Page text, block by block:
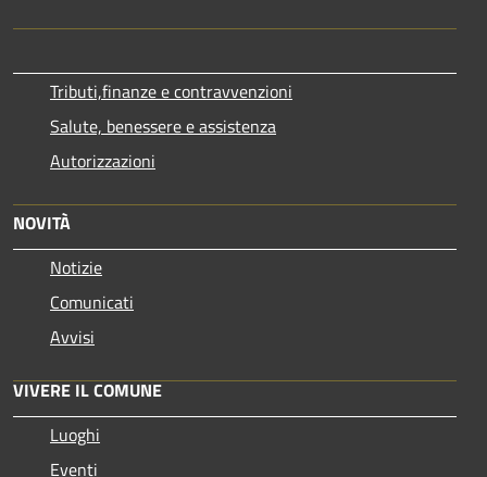
Tributi,finanze e contravvenzioni
Salute, benessere e assistenza
Autorizzazioni
NOVITÀ
Notizie
Comunicati
Avvisi
VIVERE IL COMUNE
Luoghi
Eventi